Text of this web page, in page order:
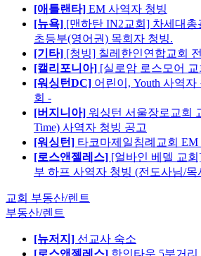
[애틀랜타] EM 사역자 청빙
[뉴욕] [맨하탄 IN2교회] 차세대
초등부(영어권) 목회자 청빙.
[기타] [청빙] 칠레한인연합교회
[캘리포니아] [실로암 로스모어
[워싱턴DC] 어린이, Youth 사역
회 -
[버지니아] 워싱턴 서울장로교회
Time) 사역자 청빙 공고
[워싱턴] 타코마제일침례교회 EM
[로스앤젤레스] [얼바인 베델 교
부 하프 사역자 청빙 (전도사님/목
교회 부동산/렌트
부동산/렌트
[뉴저지] 선교사 숙소